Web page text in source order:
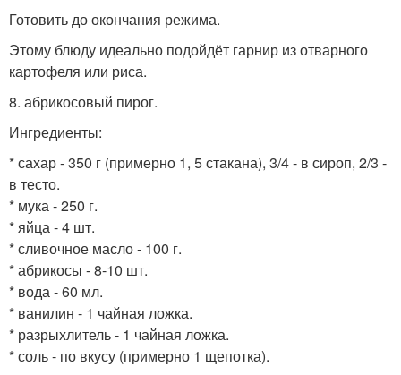
Готовить до окончания режима.
Этому блюду идеально подойдёт гарнир из отварного
картофеля или риса.
8. абрикосовый пирог.
Ингредиенты:
* сахар - 350 г (примерно 1, 5 стакана), 3/4 - в сироп, 2/3 -
в тесто.
* мука - 250 г.
* яйца - 4 шт.
* сливочное масло - 100 г.
* абрикосы - 8-10 шт.
* вода - 60 мл.
* ванилин - 1 чайная ложка.
* разрыхлитель - 1 чайная ложка.
* соль - по вкусу (примерно 1 щепотка).